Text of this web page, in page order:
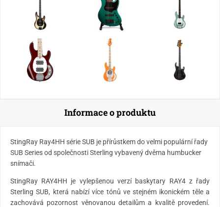
Informace o produktu
StingRay Ray4HH série SUB je přírůstkem do velmi populární řady
SUB Series od společnosti Sterling vybavený dvěma humbucker
snímači.
StingRay RAY4HH je vylepšenou verzí baskytary RAY4 z řady
Sterling SUB, která nabízí více tónů ve stejném ikonickém těle a
zachovává pozornost věnovanou detailům a kvalitě provedení.